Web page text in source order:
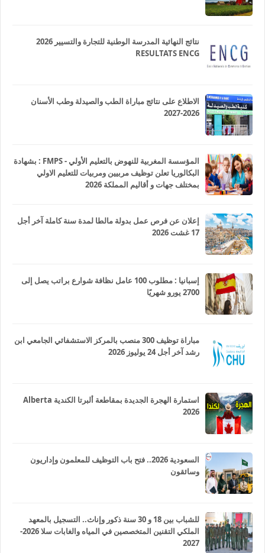
نتائج النهائية المدرسة الوطنية للتجارة والتسيير 2026
RESULTATS ENCG
الاطلاع على نتائج مباراة الطب والصيدلة وطب الأسنان
2026-2027
المؤسسة المغربية للنهوض بالتعليم الأولي - FMPS : بشهادة
البكالوريا تعلن توظيف مربيين ومربيات للتعليم الاولي
بمختلف جهات و أقاليم المملكة 2026
إعلان عن فرص عمل بدولة مالطا لمدة سنة كاملة آخر أجل
17 غشت 2026
إسبانيا : مطلوب 100 عامل نظافة شوارع براتب يصل إلى
2700 يورو شهريًا
مباراة توظيف 300 منصب بالمركز الاستشفائي الجامعي ابن
رشد آخر أجل 24 يوليوز 2026
استمارة الهجرة الجديدة بمقاطعة ألبرتا الكندية Alberta
2026
السعودية 2026.. فتح باب التوظيف للمعلمون وإداريون
وسائقون
للشباب بين 18 و 30 سنة ذكور وإناث.. التسجيل بالمعهد
الملكي التقنين المتخصصين في المياه والغابات سلا 2026-
2027